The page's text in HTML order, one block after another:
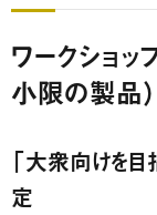
ワークショッ
小限の製品
「大衆向けを目
定